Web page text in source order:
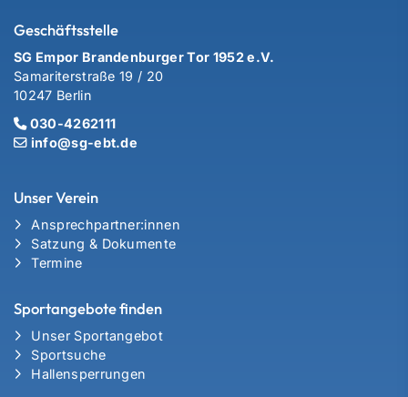
Geschäftsstelle
SG Empor Brandenburger Tor 1952 e.V.
Samariterstraße 19 / 20
10247 Berlin
030-4262111
info@sg-ebt.de
Unser Verein
Ansprechpartner:innen
Satzung & Dokumente
Termine
Sportangebote finden
Unser Sportangebot
Sportsuche
Hallensperrungen